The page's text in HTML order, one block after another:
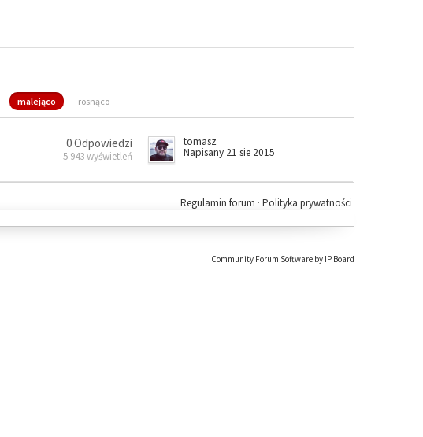
malejąco rosnąco
0 Odpowiedzi
5 943 wyświetleń
tomasz
Napisany 21 sie 2015
Polityka prywatności
Regulamin forum ·
Community Forum Software by IP.Board